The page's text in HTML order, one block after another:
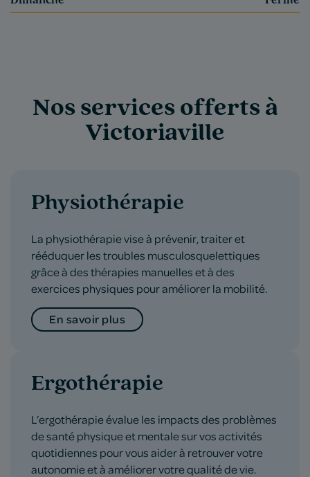
Nos services offerts à
Victoriaville
Physiothérapie
La physiothérapie vise à prévenir, traiter et
rééduquer les troubles musculosquelettiques
grâce à des thérapies manuelles et à des
exercices physiques pour améliorer la mobilité.
En savoir plus
Ergothérapie
L’ergothérapie évalue les impacts des problèmes
de santé physique et mentale sur vos activités
quotidiennes pour vous aider à retrouver votre
autonomie et à améliorer votre qualité de vie.